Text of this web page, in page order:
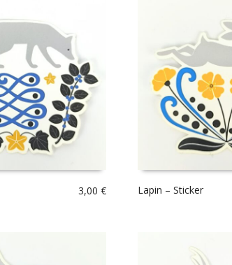
3,00€ Lapin – Sticker